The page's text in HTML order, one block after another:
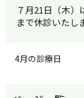
７月21日（木）
まで休診いたし
4月の診療日